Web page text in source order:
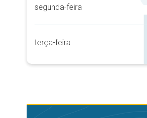
segunda-feira
terça-feira